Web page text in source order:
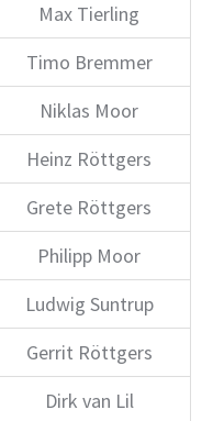
Max Tierling
Timo Bremmer
Niklas Moor
Heinz Röttgers
Grete Röttgers
Philipp Moor
Ludwig Suntrup
Gerrit Röttgers
Dirk van Lil